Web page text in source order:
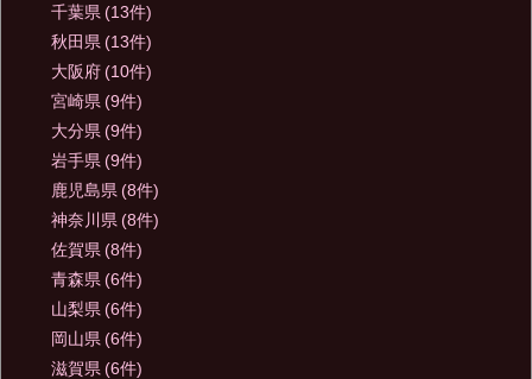
千葉県 (13件)
秋田県 (13件)
大阪府 (10件)
宮崎県 (9件)
大分県 (9件)
岩手県 (9件)
鹿児島県 (8件)
神奈川県 (8件)
佐賀県 (8件)
青森県 (6件)
山梨県 (6件)
岡山県 (6件)
滋賀県 (6件)